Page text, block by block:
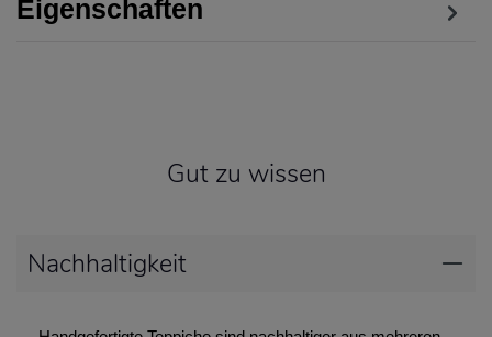
Eigenschaften
Gut zu wissen
Nachhaltigkeit